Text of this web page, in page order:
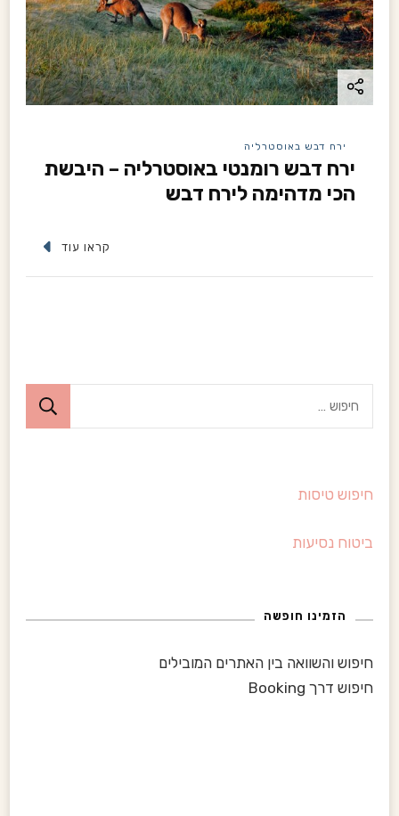
o
n
ירח דבש באוסטרליה
ירח דבש רומנטי באוסטרליה – היבשת
הכי מדהימה לירח דבש
קראו עוד
ש
חיפוש טיסות
ביטוח נסיעות
הזמינו חופשה
חיפוש והשוואה בין האתרים המובילים
חיפוש דרך Booking